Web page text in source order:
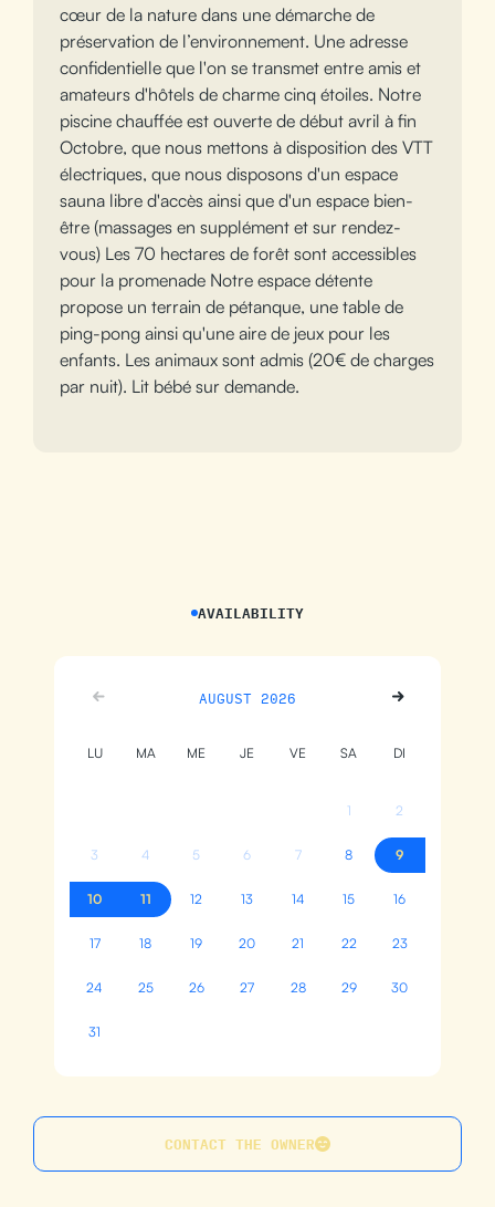
cœur de la nature dans une démarche de
préservation de l’environnement. Une adresse
confidentielle que l'on se transmet entre amis et
amateurs d'hôtels de charme cinq étoiles. Notre
piscine chauffée est ouverte de début avril à fin
Octobre, que nous mettons à disposition des VTT
électriques, que nous disposons d'un espace
sauna libre d'accès ainsi que d'un espace bien-
être (massages en supplément et sur rendez-
vous) Les 70 hectares de forêt sont accessibles
pour la promenade Notre espace détente
propose un terrain de pétanque, une table de
ping-pong ainsi qu'une aire de jeux pour les
enfants. Les animaux sont admis (20€ de charges
par nuit). Lit bébé sur demande.
AVAILABILITY
AUGUST 2026
LU MA ME JE VE SA DI
1 2
3 4 5 6 7 8 9
10 11 12 13 14 15 16
17 18 19 20 21 22 23
24 25 26 27 28 29 30
31
CONTACT THE OWNER